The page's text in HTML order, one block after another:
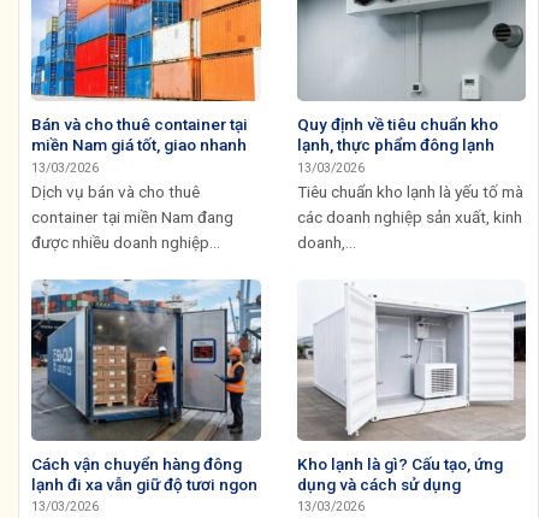
Bán và cho thuê container tại
miền Nam giá tốt, giao nhanh
13/03/2026
Dịch vụ bán và cho thuê
container tại miền Nam đang
được nhiều doanh nghiệp...
Quy định về tiêu chuẩn kho
lạnh, thực phẩm đông lạnh
13/03/2026
Tiêu chuẩn kho lạnh là yếu tố mà
các doanh nghiệp sản xuất, kinh
doanh,...
Cách vận chuyển hàng đông
lạnh đi xa vẫn giữ độ tươi ngon
13/03/2026
Kho lạnh là gì? Cấu tạo, ứng
dụng và cách sử dụng
13/03/2026